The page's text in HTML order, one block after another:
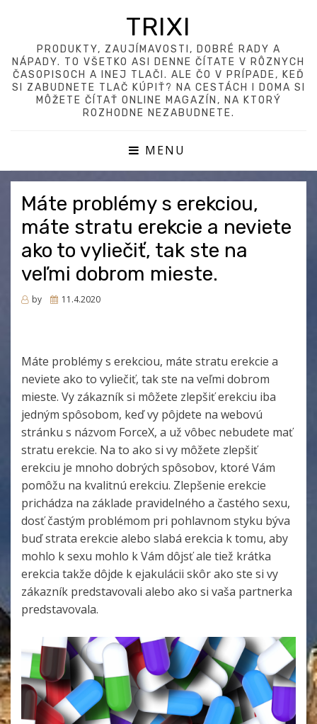
TRIXI
PRODUKTY, ZAUJÍMAVOSTI, DOBRÉ RADY A
NÁPADY. TO VŠETKO ASI DENNE ČÍTATE V RÔZNYCH
ČASOPISOCH A INEJ TLAČI. ALE ČO V PRÍPADE, KEĎ
SI ZABUDNETE TLAČ KÚPIŤ? NA CESTÁCH I DOMA SI
MÔŽETE ČÍTAŤ ONLINE MAGAZÍN, NA KTORÝ
ROZHODNE NEZABUDNETE.
MENU
Máte problémy s erekciou,
máte stratu erekcie a neviete
ako to vyliečiť, tak ste na
veľmi dobrom mieste.
by
Posted
11.4.2020
Máte problémy s erekciou, máte stratu erekcie a
neviete ako to vyliečiť, tak ste na veľmi dobrom
mieste. Vy zákazník si môžete zlepšiť erekciu iba
jedným spôsobom, keď vy pôjdete na webovú
stránku s názvom ForceX, a už vôbec nebudete mať
stratu erekcie. Na to ako si vy môžete zlepšiť
erekciu je mnoho dobrých spôsobov, ktoré Vám
pomôžu na kvalitnú erekciu. Zlepšenie erekcie
prichádza na základe pravidelného a častého sexu,
dosť častým problémom pri pohlavnom styku býva
buď strata erekcie alebo slabá erekcia k tomu, aby
mohlo k sexu mohlo k Vám dôjsť ale tiež krátka
erekcia takže dôjde k ejakulácii skôr ako ste si vy
zákazník predstavovali alebo ako si vaša partnerka
predstavovala.